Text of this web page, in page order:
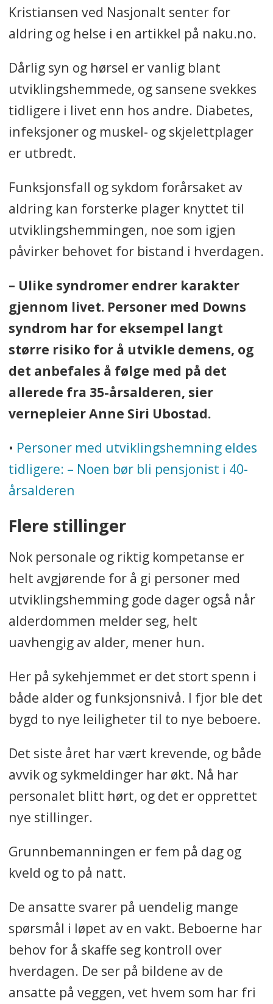
Kristiansen ved Nasjonalt senter for
aldring og helse i en artikkel på naku.no.
Dårlig syn og hørsel er vanlig blant
utviklingshemmede, og sansene svekkes
tidligere i livet enn hos andre. Diabetes,
infeksjoner og muskel- og skjelettplager
er utbredt.
Funksjonsfall og sykdom forårsaket av
aldring kan forsterke plager knyttet til
utviklingshemmingen, noe som igjen
påvirker behovet for bistand i hverdagen.
– Ulike syndromer endrer karakter
gjennom livet. Personer med Downs
syndrom har for eksempel langt
større risiko for å utvikle demens, og
det anbefales å følge med på det
allerede fra 35-årsalderen, sier
vernepleier Anne Siri Ubostad.
• Personer med utviklingshemning eldes
tidligere: – Noen bør bli pensjonist i 40-
årsalderen
Flere stillinger
Nok personale og riktig kompetanse er
helt avgjørende for å gi personer med
utviklingshemming gode dager også når
alderdommen melder seg, helt
uavhengig av alder, mener hun.
Her på sykehjemmet er det stort spenn i
både alder og funksjonsnivå. I fjor ble det
bygd to nye leiligheter til to nye beboere.
Det siste året har vært krevende, og både
avvik og sykmeldinger har økt. Nå har
personalet blitt hørt, og det er opprettet
nye stillinger.
Grunnbemanningen er fem på dag og
kveld og to på natt.
De ansatte svarer på uendelig mange
spørsmål i løpet av en vakt. Beboerne har
behov for å skaffe seg kontroll over
hverdagen. De ser på bildene av de
ansatte på veggen, vet hvem som har fri